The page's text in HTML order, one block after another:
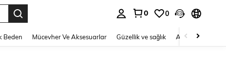
0 0
Beden Mücevher Ve Aksesuarlar Güzellik ve sağlık Ayakkabı